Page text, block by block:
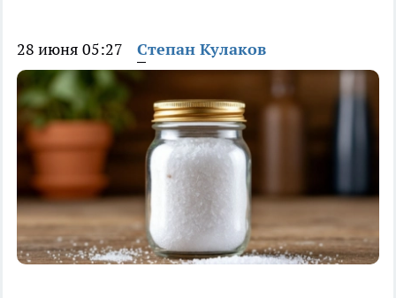
28 июня 05:27 Степан Кулаков